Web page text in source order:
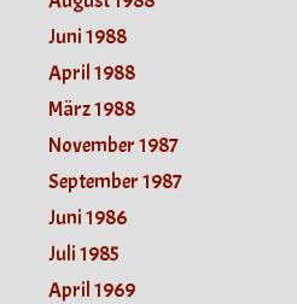
Juni 1988
April 1988
März 1988
November 1987
September 1987
Juni 1986
Juli 1985
April 1969